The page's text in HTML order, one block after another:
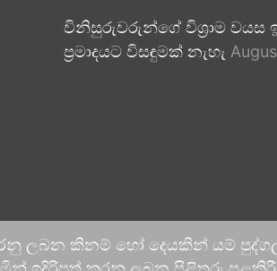
විනිසුරුවරුන්ගේ විශ්‍රාම වයස
ප්‍රමාදයට විසඳුමක් නැහැ
ලබන කිනම් හෝ දෙයකින් යම්